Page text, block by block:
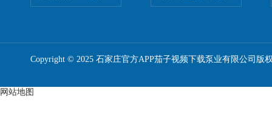
Copyright © 2025 石家庄官方APP茄子视频下载泵业有限公司版
网站地图